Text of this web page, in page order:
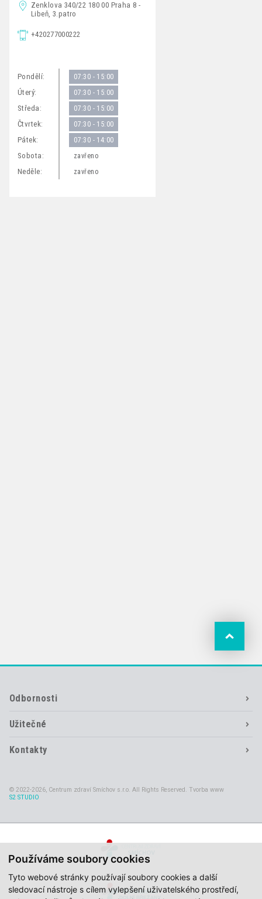
Používáme soubory cookies
Tyto webové stránky používají soubory cookies a další
sledovací nástroje s cílem vylepšení uživatelského prostředí,
Zenklova 340/22 180 00 Praha 8 -
Libeň, 3.patro
+420277000222
Pondělí: 07:30 - 15:00
Úterý: 07:30 - 15:00
Středa: 07:30 - 15:00
Čtvrtek: 07:30 - 15:00
Pátek: 07:30 - 14:00
Sobota: zavřeno
Neděle: zavřeno
Odbornosti
Užitečné
Kontakty
© 2022-2026, Centrum zdraví Smíchov s.r.o. All Rights Reserved. Tvorba www
S2 STUDIO